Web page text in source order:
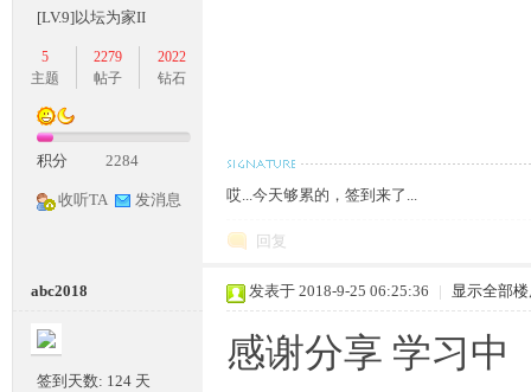
[LV.9]以坛为家II
5
主题
2279
帖子
2022
钻石
积分 2284
收听TA 发消息 哎...今天够累的，签到来了...
回复
abc2018
签到天数: 124 天
发表于 2018-9-25 06:25:36 | 显示全部
感谢分享 学习中